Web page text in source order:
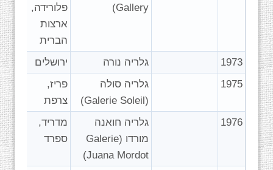
Gallery)
פלורידה,
ארצות
הברית
1973
גלריה נורה
ירושלים
1975
גלריה סולה
(Galerie Soleil)
פריז,
צרפת
1976
גלריה חואנה
מורדו (Galerie
Juana Mordot)
מדריד,
ספרד